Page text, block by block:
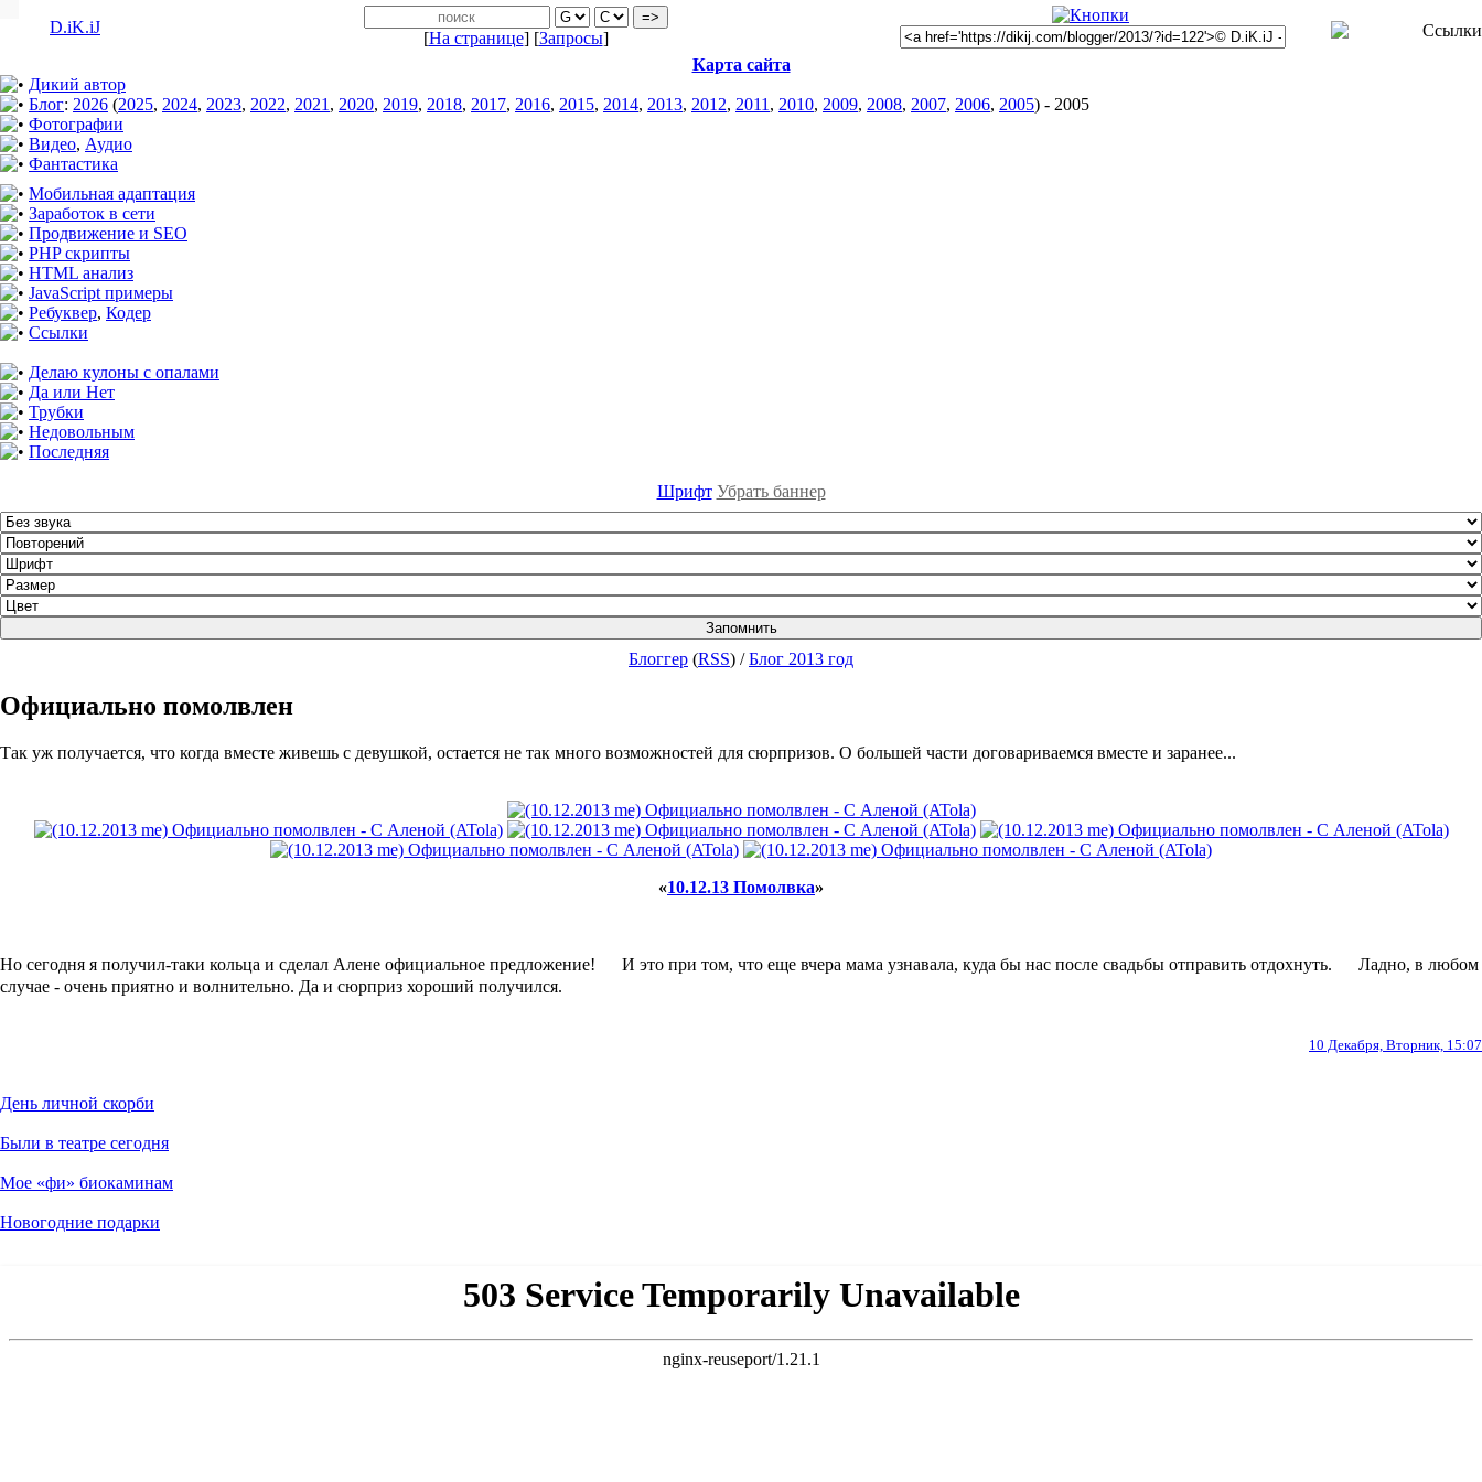
D.iK.iJ
[На странице] [Запросы]
Карта сайта
Дикий автор
Блог: 2026 (2025, 2024, 2023, 2022, 2021 , 2020, 2019, 2018, 2017, 2016, 2015, 2014, 2013, 2012, 2011 , 2010, 2009, 2008, 2007, 2006, 2005) - 2005
Фотографии
Видео, Аудио
Фантастика
Мобильная адаптация
Заработок в сети
Продвижение и SEO
PHP скрипты
HTML анализ
JavaScript примеры
Ребуквер, Кодер
Ссылки
Делаю кулоны с опалами
Да или Нет
Трубки
Недовольным
Последняя
Шрифт Убрать баннер
Блоггер (RSS) /Блог 2013 год
Официально помолвлен
Так уж получается, что когда вместе живешь с девушкой, остается не так много возможностей для сюрпризов. О большей части договариваемся вместе и заранее...
«10.12.13 Помолвка»
Но сегодня я получил-таки кольца и сделал Алене официальное предложение! И это при том, что еще вчера мама узнавала, куда бы нас после свадьбы отправить отдохнуть.
Ладно, в любом
случае - очень приятно и волнительно. Да и сюрприз хороший получился.
10 Декабря, Вторник, 15:07
День личной скорби
Были в театре сегодня
Мое «фи» биокаминам
Новогодние подарки